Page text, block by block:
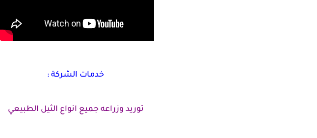
خدمات الشركة :
توريد وزراعه جميع انواع الثيل الطبيعي